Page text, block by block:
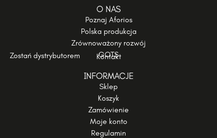
O NAS
Poznaj Aforios
Polska produkcja
Zrównoważony rozwój
GOTS
Zostań dystrybutorem Kontakt
INFORMACJE
Sklep
Koszyk
Zamówienie
Moje konto
Regulamin